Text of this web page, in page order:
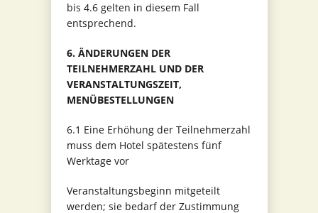
bis 4.6 gelten in diesem Fall
entsprechend.
6. ÄNDERUNGEN DER
TEILNEHMERZAHL UND DER
VERANSTALTUNGSZEIT,
MENÜBESTELLUNGEN
6.1 Eine Erhöhung der Teilnehmerzahl
muss dem Hotel spätestens fünf
Werktage vor
Veranstaltungsbeginn mitgeteilt
werden; sie bedarf der Zustimmung